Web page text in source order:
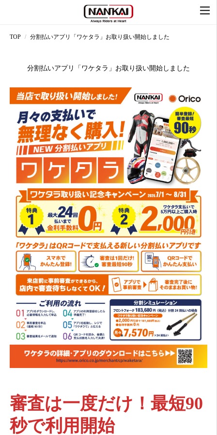
TOP 分割払いアプリ「ワケタラ」お取り扱い開始しました
分割払いアプリ「ワケタラ」お取り扱い開始しました
審査は一度だけ！最短90
秒で利用開始